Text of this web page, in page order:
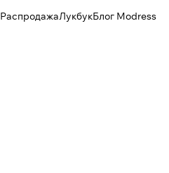
РаспродажаЛукбукБлог Modress